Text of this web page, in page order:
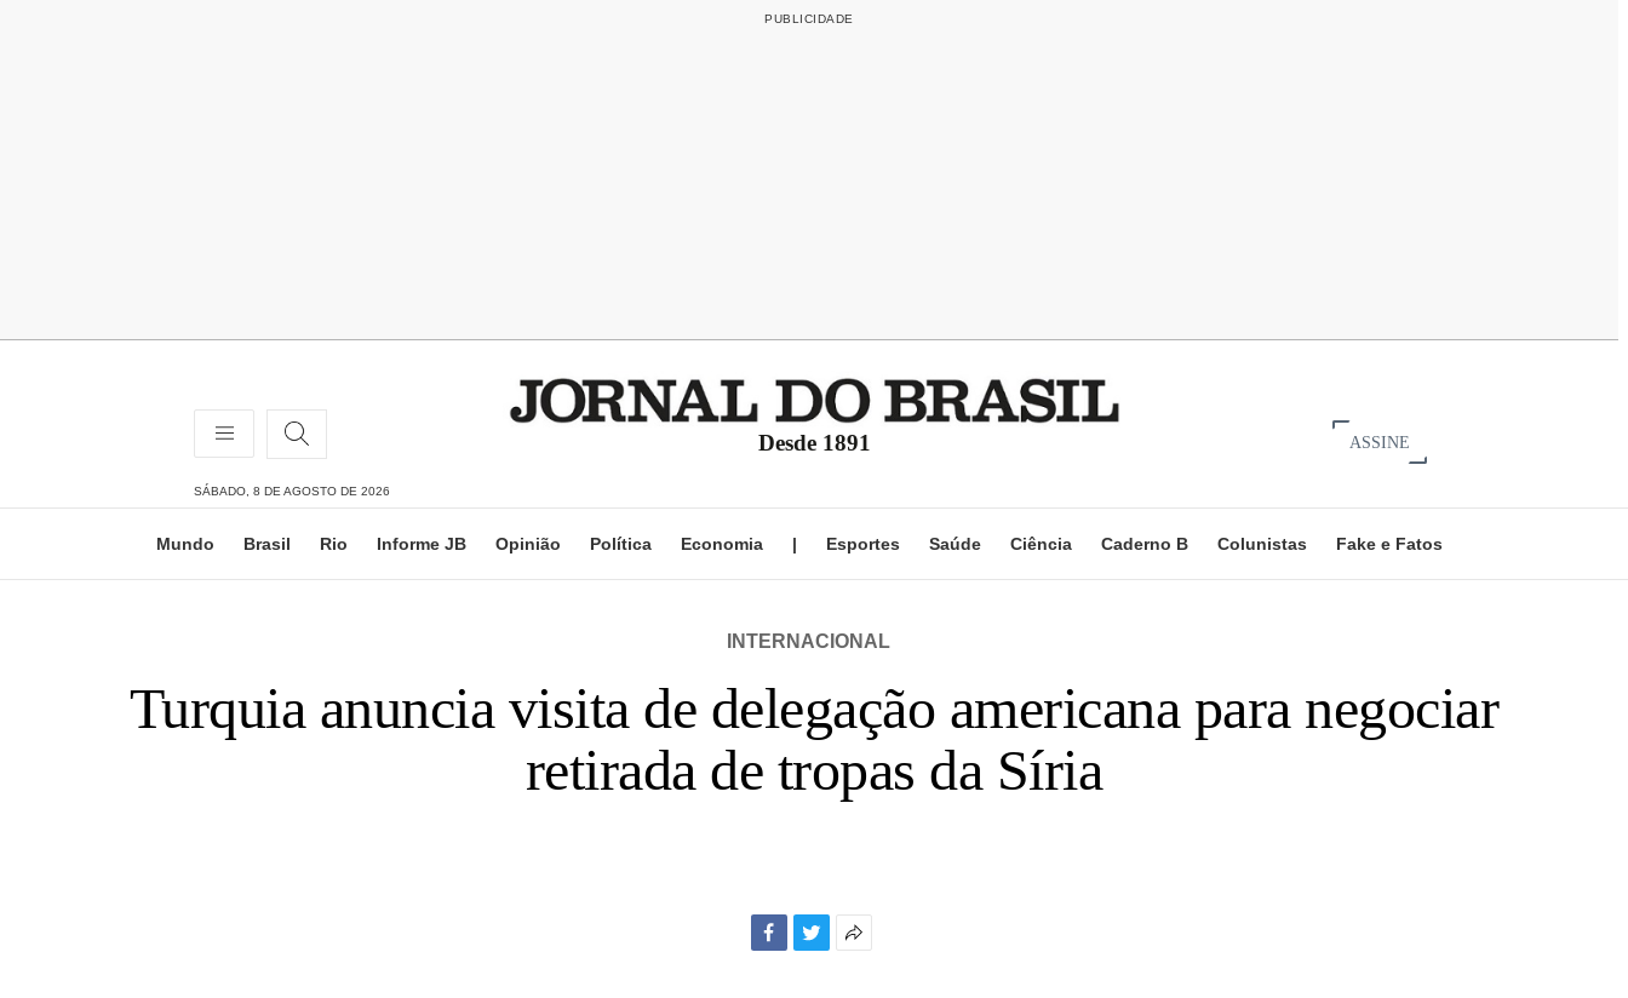
Desde 1891 ASSINE
SÁBADO, 8 DE AGOSTO DE 2026
Mundo Brasil Rio Informe JB Opinião Política Economia | Esportes Saúde Ciência Caderno B Colunistas Fake e Fatos
INTERNACIONAL
Turquia anuncia visita de delegação americana para negociar
retirada de tropas da Síria